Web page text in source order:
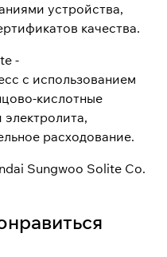
устройства,
качества.
-
с использованием
кислотные
расходование.
Sungwoo Solite Co.